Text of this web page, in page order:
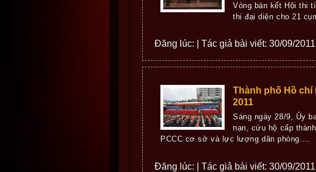
Vòng bán kết Hội thi
thi đại diện cho 21
Đăng lúc: | Tác giả bài viết: 30/09/
Thành phố Hồ
2011
Sáng ngày 28/9, Ủy
nạn, cứu hộ cấp
PCCC cơ sở và lực lượng dân phòng....
Đăng lúc: | Tác giả bài viết: 30/09/